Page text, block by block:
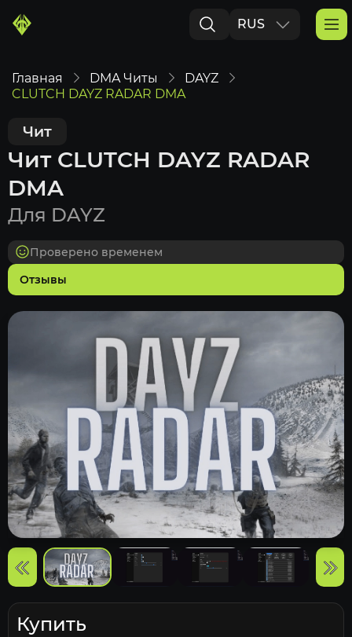
RUS
Главная DMA Читы
DAYZ
CLUTCH DAYZ RADAR DMA
Чит
Чит CLUTCH DAYZ RADAR
DMA
Для DAYZ
Отзывы
Проверено временем
Купить